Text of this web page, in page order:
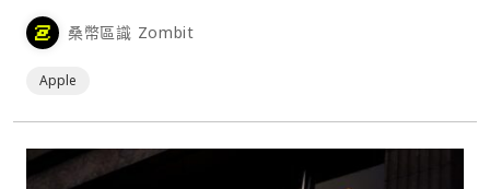
App 在 App Store 上架變成一件困難的事。且對於加密貨幣
公司和項目來說，上架 App Store 又比⋯
桑幣區識 Zombit
Apple